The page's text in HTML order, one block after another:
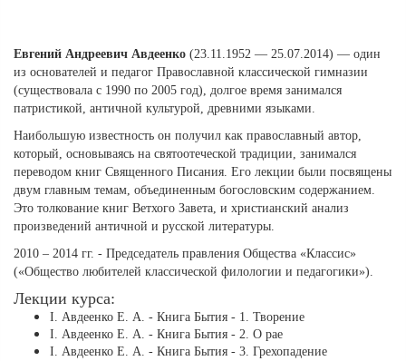
Евгений Андреевич Авдеенко (23.11.1952 — 25.07.2014) — один
из основателей и педагог Православной классической гимназии
(существовала с 1990 по 2005 год), долгое время занимался
патристикой, античной культурой, древними языками.
Наибольшую известность он получил как православный автор,
который, основываясь на святоотеческой традиции, занимался
переводом книг Священного Писания. Его лекции были посвящены
двум главным темам, объединенным богословским содержанием.
Это толкование книг Ветхого Завета, и христианский анализ
произведений античной и русской литературы.
2010 – 2014 гг. - Председатель правления Общества «Классис»
(«Общество любителей классической филологии и педагогики»).
Лекции курса:
І. Авдеенко Е. А. - Книга Бытия - 1. Творение
І. Авдеенко Е. А. - Книга Бытия - 2. О рае
І. Авдеенко Е. А. - Книга Бытия - 3. Грехопадение